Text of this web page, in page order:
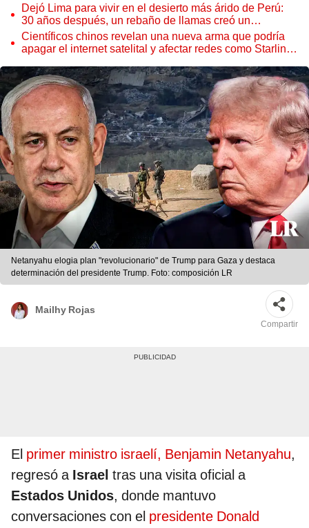
Dejó Lima para vivir en el desierto más árido de Perú:
30 años después, un rebaño de llamas creó un
sorprendente ecosistema
Científicos chinos revelan una nueva arma que podría
apagar el internet satelital y afectar redes como Starlink
Netanyahu elogia plan "revolucionario" de Trump para Gaza y destaca
determinación del presidente Trump. Foto: composición LR
Mailhy Rojas
Compartir
El primer ministro israelí, Benjamin Netanyahu,
regresó a Israel tras una visita oficial a
Estados Unidos, donde mantuvo
conversaciones con el presidente Donald